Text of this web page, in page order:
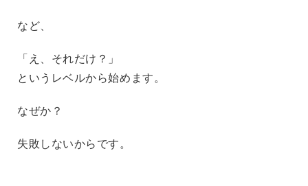
など、
「え、それだけ？」
というレベルから始めます。
なぜか？
失敗しないからです。